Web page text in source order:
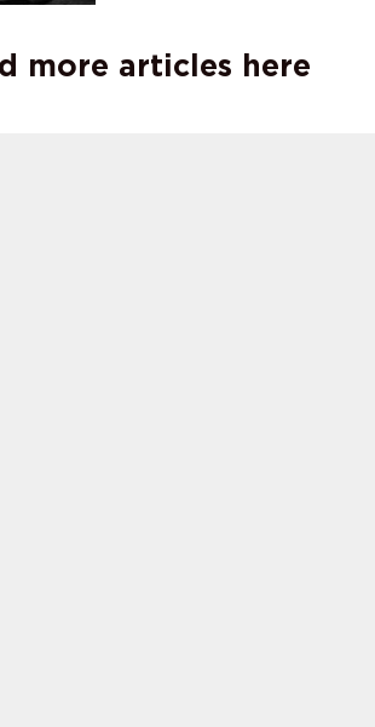
more articles here